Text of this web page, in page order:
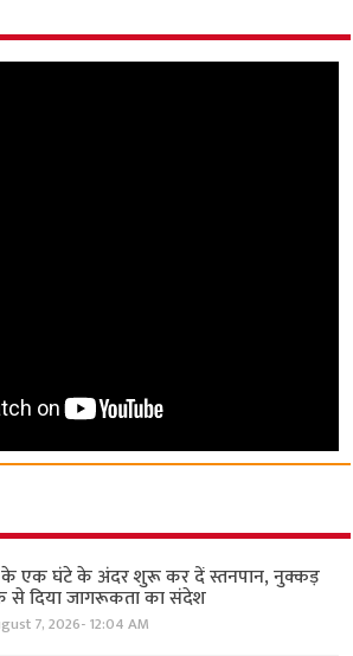
एक घंटे के अंदर शुरू कर दें स्तनपान, नुक्कड़
से दिया जागरूकता का संदेश
7, 2026- 12:04 AM